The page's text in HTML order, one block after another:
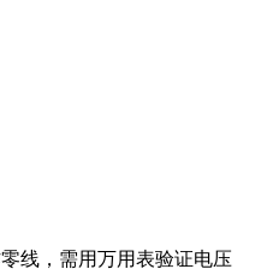
线，需用万用表验证电压